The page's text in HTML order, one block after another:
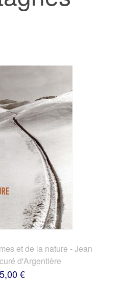
et de la nature - Jean
d'Argentière
€